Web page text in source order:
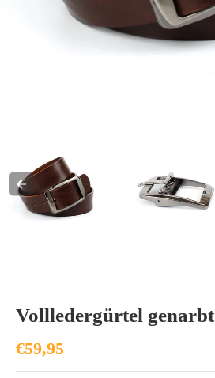
Vollledergürtel genarbt
€59,95